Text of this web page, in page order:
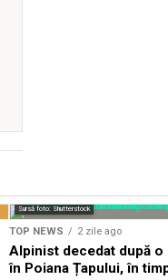
Sursă foto: Shutterstock
TOP NEWS 2 zile ago
Alpinist decedat după o
în Poiana Țapului, în